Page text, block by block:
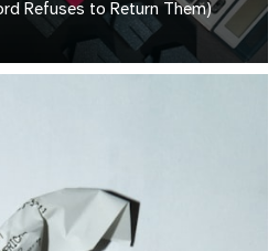
Refuses to Return Them)